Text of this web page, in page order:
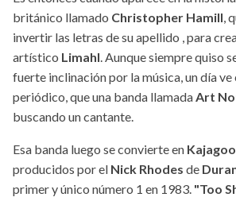
británico llamado Christopher Hamill ,
invertir las letras de su apellido , para
artístico Limahl . Aunque siempre quiso
fuerte inclinación por la música, un día ve
periódico, que una banda llamada Art
buscando un cantante.
Esa banda luego se convierte en
producidos por el Nick Rhodes de
primer y único número 1 en 1983. "Too